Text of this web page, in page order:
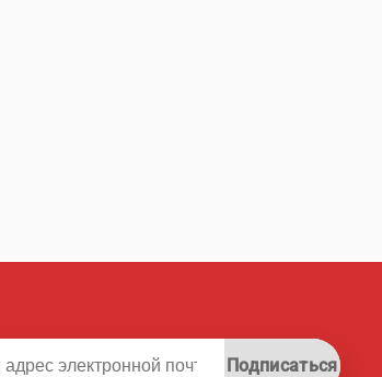
Подписаться